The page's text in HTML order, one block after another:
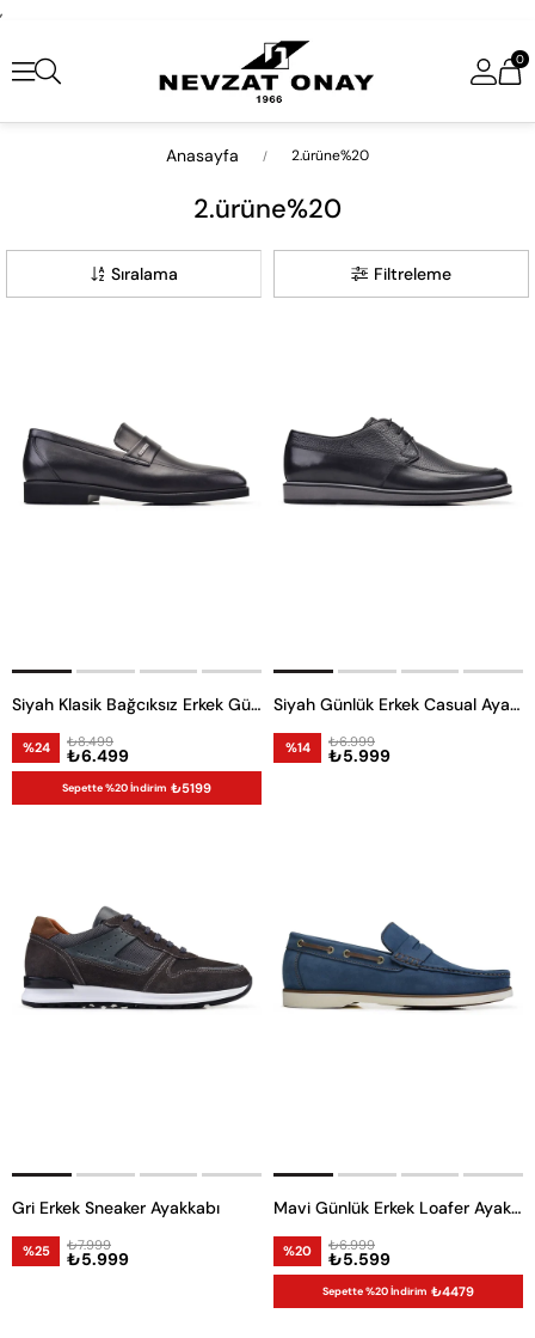
,
0
Anasayfa 2.ürüne%20
2.ürüne%20
Filtreleme
Sıralama
Siyah Klasik Bağcıksız Erkek Günlük Ayakkabı
%24 ₺6.499
₺8.499
Sepette %20 İndirim ₺5199
Siyah Günlük Erkek Casual Ayakkabı
%14 ₺5.999
₺6.999
Gri Erkek Sneaker Ayakkabı
%25 ₺5.999
₺7.999
Mavi Günlük Erkek Loafer Ayakkabı
%20 ₺5.599
₺6.999
Sepette %20 İndirim ₺4479